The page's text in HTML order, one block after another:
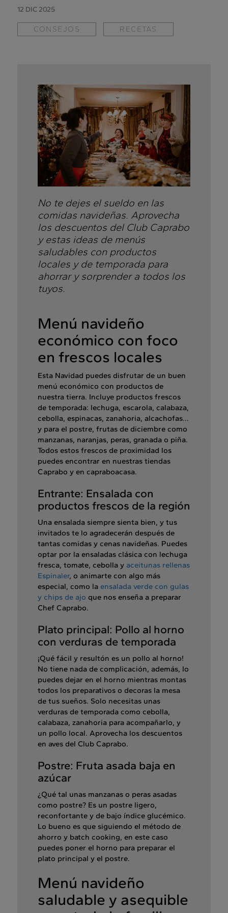
12 DIC 2025
CONSEJOS RECETAS
No te dejes el sueldo en las
comidas navideñas. Aprovecha
los descuentos del Club Caprabo
y estas ideas de menús
saludables con productos
locales y de temporada para
ahorrar y sorprender a todos los
tuyos.
Menú navideño
económico con foco
en frescos locales
Esta Navidad puedes disfrutar de un buen
menú económico con productos de
nuestra tierra. Incluye productos frescos
de temporada: lechuga, escarola, calabaza,
cebolla, espinacas, zanahoria, alcachofas…
y para el postre, frutas de diciembre como
manzanas, naranjas, peras, granada o piña.
Todos estos frescos de proximidad los
puedes encontrar en nuestras tiendas
Caprabo y en capraboacasa.
Entrante: Ensalada con
productos frescos de la región
Una ensalada siempre sienta bien, y tus
invitados te lo agradecerán después de
tantas comidas y cenas navideñas. Puedes
optar por la ensaladas clásica con lechuga
fresca, tomate, cebolla y aceitunas rellenas
Espinaler, o animarte con algo más
especial, como la ensalada verde con gulas
y chips de ajo que nos enseña a preparar
Chef Caprabo.
Plato principal: Pollo al horno
con verduras de temporada
¡Qué fácil y resultón es un pollo al horno!
No tiene nada de complicación, además, lo
puedes dejar en el horno mientras montas
todos los preparativos o decoras la mesa
de tus sueños. Solo necesitas unas
verduras de temporada como cebolla,
calabaza, zanahoria para acompañarlo, y
un pollo local. Aprovecha los descuentos
en aves del Club Caprabo.
Postre: Fruta asada baja en
azúcar
¿Qué tal unas manzanas o peras asadas
como postre? Es un postre ligero,
reconfortante y de bajo índice glucémico.
Lo bueno es que siguiendo el método de
ahorro y batch cooking, en este caso
puedes poner el horno para preparar el
plato principal y el postre.
Menú navideño
saludable y asequible